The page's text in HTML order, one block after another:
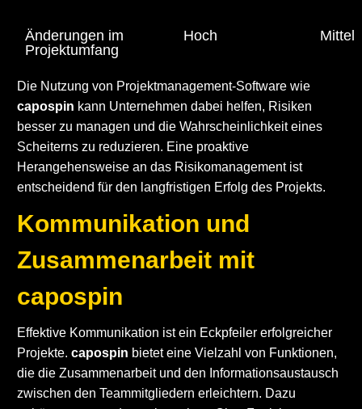
Änderungen im
Projektumfang
Hoch Mittel
Die Nutzung von Projektmanagement-Software wie
capospin kann Unternehmen dabei helfen, Risiken
besser zu managen und die Wahrscheinlichkeit eines
Scheiterns zu reduzieren. Eine proaktive
Herangehensweise an das Risikomanagement ist
entscheidend für den langfristigen Erfolg des Projekts.
Kommunikation und
Zusammenarbeit mit
capospin
Effektive Kommunikation ist ein Eckpfeiler erfolgreicher
Projekte. capospin bietet eine Vielzahl von Funktionen,
die die Zusammenarbeit und den Informationsaustausch
zwischen den Teammitgliedern erleichtern. Dazu